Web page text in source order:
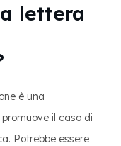
lettera
è una
il caso di
Potrebbe essere